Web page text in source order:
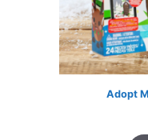
Adopt